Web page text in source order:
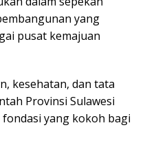
yang
pusat kemajuan
kesehatan, dan tata
Provinsi Sulawesi
yang kokoh bagi